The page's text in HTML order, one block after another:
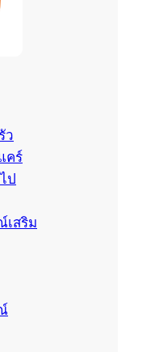
ว
คร์
ป
เสริม